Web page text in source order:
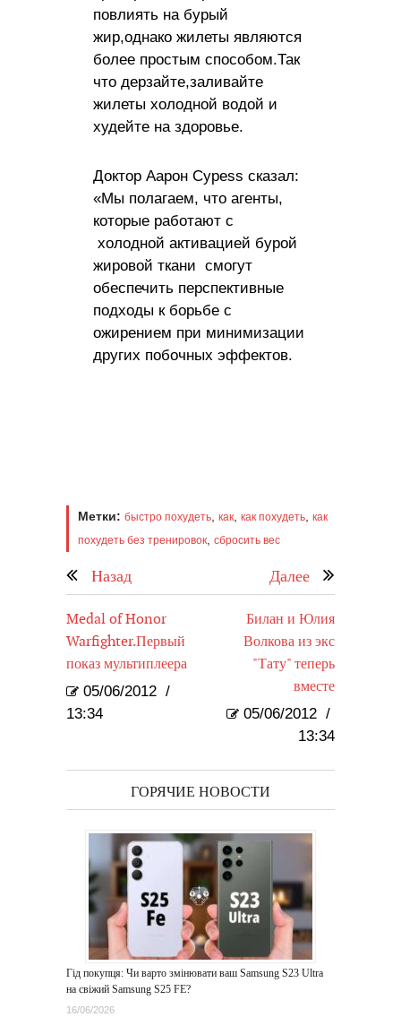
повлиять на бурый
жир,однако жилеты являются
более простым способом.Так
что дерзайте,заливайте
жилеты холодной водой и
худейте на здоровье.
Доктор Аарон Cypess сказал:
«Мы полагаем, что агенты,
которые работают с
холодной активацией бурой
жировой ткани смогут
обеспечить перспективные
подходы к борьбе с
ожирением при минимизации
других побочных эффектов.
Метки: быстро похудеть, как, как похудеть, как
похудеть без тренировок, сбросить вес
Назад Далее
Medal of Honor
Warfighter.Первый
показ мультиплеера
05/06/2012 /
13:34
Билан и Юлия
Волкова из экс
"Тату" теперь
вместе
05/06/2012 /
13:34
ГОРЯЧИЕ НОВОСТИ
Гід покупця: Чи варто змінювати ваш Samsung S23 Ultra
на свіжий Samsung S25 FE?
16/06/2026